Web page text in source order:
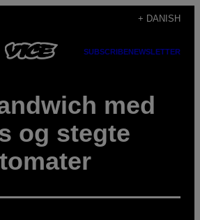
+ DANISH
SUBSCRIBENEWSLETTER
med
og stegte